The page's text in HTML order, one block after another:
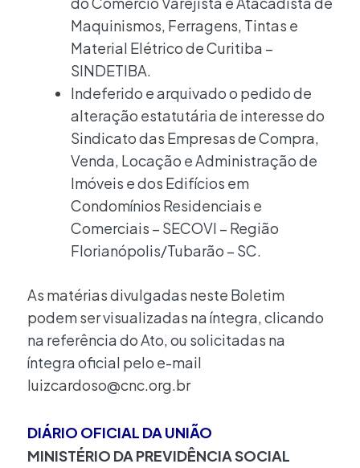
Maquinismos, Ferragens, Tintas e
Material Elétrico de Curitiba –
SINDETIBA.
Indeferido e arquivado o pedido de
alteração estatutária de interesse do
Sindicato das Empresas de Compra,
Venda, Locação e Administração de
Imóveis e dos Edifícios em
Condomínios Residenciais e
Comerciais – SECOVI – Região
Florianópolis/Tubarão – SC.
As matérias divulgadas neste Boletim
podem ser visualizadas na íntegra, clicando
na referência do Ato, ou solicitadas na
íntegra oficial pelo e-mail
luizcardoso@cnc.org.br
DIÁRIO OFICIAL DA UNIÃO
MINISTÉRIO DA PREVIDÊNCIA SOCIAL